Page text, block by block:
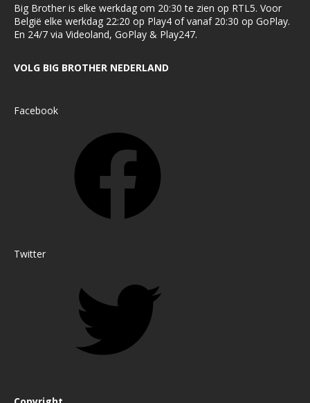
Big Brother is elke werkdag om 20:30 te zien op RTL5. Voor
België elke werkdag 22:20 op Play4 of vanaf 20:30 op GoPlay.
En 24/7 via Videoland, GoPlay & Play247.
VOLG BIG BROTHER NEDERLAND
Facebook
Twitter